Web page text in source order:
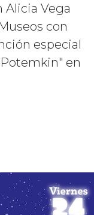
Alicia Vega
con
especial
en